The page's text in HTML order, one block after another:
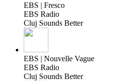
EBS | Fresco
EBS Radio
Cluj Sounds Better
EBS | Nouvelle Vague
EBS Radio
Cluj Sounds Better